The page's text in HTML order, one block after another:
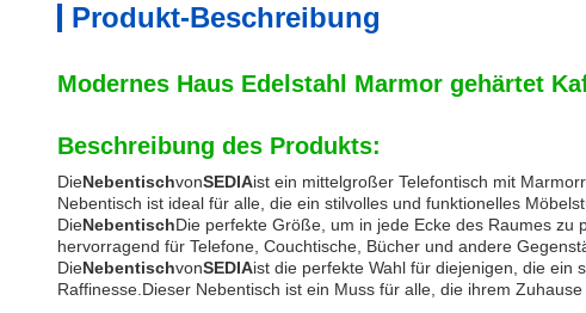
Produkt-Beschreibung
Modernes Haus Edelstahl Marmor gehärtet
Beschreibung des Produkts:
DieNebentischvonSEDIAist ein mittelgroßer Telefontisch mit
Nebentisch ist ideal für alle, die ein stilvolles und funktionelles
DieNebentischDie perfekte Größe, um in jede Ecke des Raumes zu
hervorragend für Telefone, Couchtische, Bücher und andere
DieNebentischvonSEDIAist die perfekte Wahl für diejenigen, die ein
Raffinesse.Dieser Nebentisch ist ein Muss für alle, die ihrem